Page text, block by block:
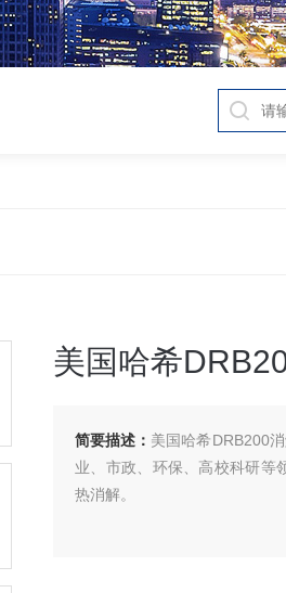
美国哈希
简要描述： 美国哈希DRB200
业、市政、环保、高校科研等
热消解。